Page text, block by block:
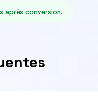
après conversion.